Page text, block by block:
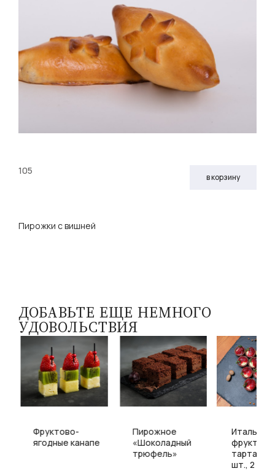
105
в корзину
Пирожки с вишней
ДОБАВЬТЕ ЕЩЕ НЕМНОГО
УДОВОЛЬСТВИЯ
Фруктово-
ягодные канапе
Пирожное
«Шоколадный
трюфель»
шт., 2